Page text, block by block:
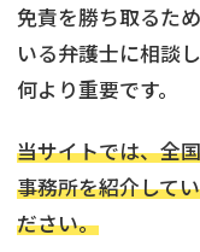
免責を勝ち取るた
いる弁護士に相談
何より重要です。
当サイトでは、全
事務所を紹介して
ださい。